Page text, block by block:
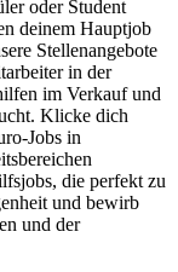
oder Student
deinem Hauptjob
Stellenangebote
in der
im Verkauf und
Klicke dich
Jobs in
die perfekt zu
und bewirb
und der